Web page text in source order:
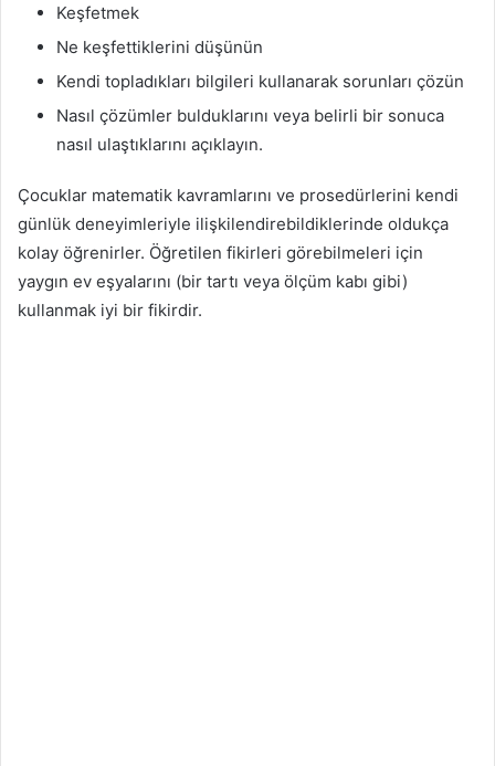
Keşfetmek
Ne keşfettiklerini düşünün
Kendi topladıkları bilgileri kullanarak sorunları çözün
Nasıl çözümler bulduklarını veya belirli bir sonuca
nasıl ulaştıklarını açıklayın.
Çocuklar matematik kavramlarını ve prosedürlerini kendi
günlük deneyimleriyle ilişkilendirebildiklerinde oldukça
kolay öğrenirler. Öğretilen fikirleri görebilmeleri için
yaygın ev eşyalarını (bir tartı veya ölçüm kabı gibi)
kullanmak iyi bir fikirdir.